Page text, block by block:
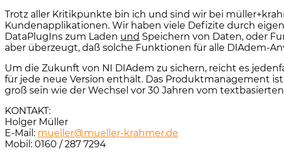
Trotz aller Kritikpunkte bin ich und sind wir bei
Kundenapplikationen. Wir haben viele Defizite durch
DataPlugIns zum Laden und Speichern von Daten, oder
aber überzeugt, daß solche Funktionen für alle DIAdem-
Um die Zukunft von NI DIAdem zu sichern, reicht es
für jede neue Version enthält. Das Produktmanagement
groß sein wie der Wechsel vor 30 Jahren vom
KONTAKT:
Holger Müller
E-Mail: mueller@mueller-krahmer.de
Mobil: 0160 / 287 7294